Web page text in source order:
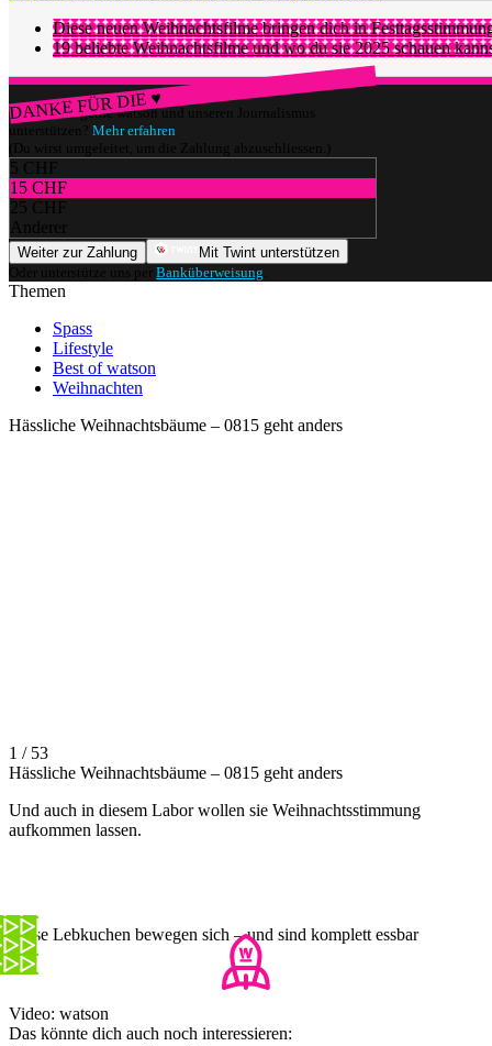
Diese neuen Weihnachtsfilme bringen dich in
19 beliebte Weihnachtsfilme und wo du sie 2025 schauen
DANKE FÜR DIE ♥
Würdest du gerne watson und unseren Journalismus
unterstützen? Mehr erfahren
(Du wirst umgeleitet, um die Zahlung abzuschliessen.)
5 CHF
15 CHF
25 CHF
Anderer
Weiter zur Zahlung
Mit Twint unterstützen
Oder unterstütze uns per Banküberweisung
Themen
Spass
Lifestyle
Best of watson
Weihnachten
Hässliche Weihnachtsbäume – 0815 geht anders
1 / 53
Hässliche Weihnachtsbäume – 0815 geht anders
Und auch in diesem Labor wollen sie Weihnachtsstimmung
aufkommen lassen.
Diese Lebkuchen bewegen sich – und sind komplett essbar
Video: watson
Das könnte dich auch noch interessieren: